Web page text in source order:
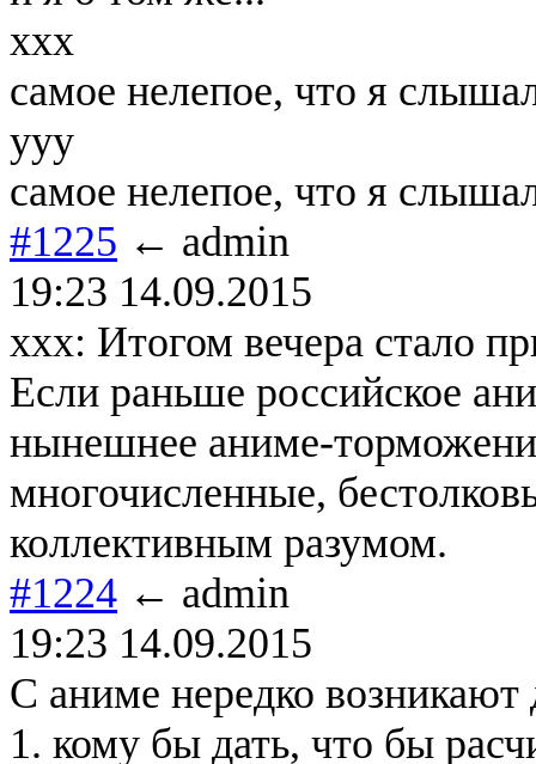
ххх
самое нелепое, что я
ууу
самое нелепое, что я
#1225 ← admin
19:23 14.09.2015
xxx: Итогом вечера стало
Если раньше российское
нынешнее аниме-
многочисленные,
коллективным разумом.
#1224 ← admin
19:23 14.09.2015
С аниме нередко
1. кому бы дать, что бы